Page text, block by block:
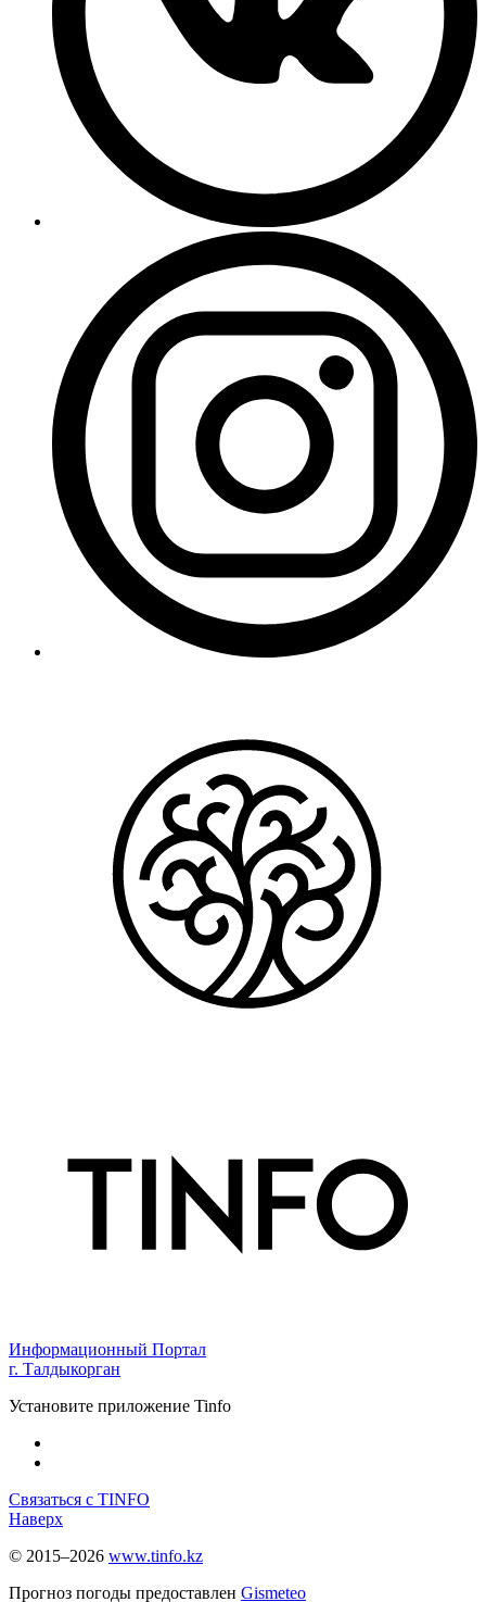
Информационный Портал
г. Талдыкорган
Установите приложение Tinfo
Связаться с TINFO
Наверх
© 2015–2026 www.tinfo.kz
Прогноз погоды предоставлен Gismeteo